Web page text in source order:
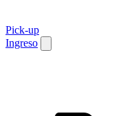
Pick-up
Ingreso